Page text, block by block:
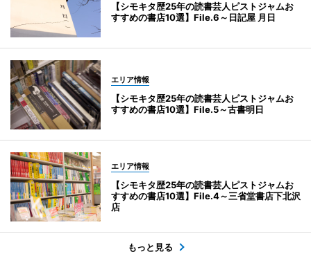
【シモキタ歴25年の読書芸人ピストジャムお
すすめの書店10選】File.6～日記屋 月日
エリア情報
【シモキタ歴25年の読書芸人ピストジャムお
すすめの書店10選】File.5～古書明日
エリア情報
【シモキタ歴25年の読書芸人ピストジャムお
すすめの書店10選】File.4～三省堂書店下北沢
店
もっと見る